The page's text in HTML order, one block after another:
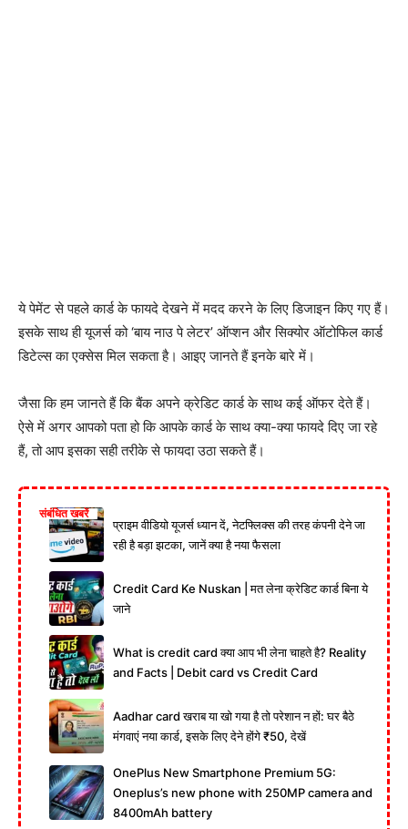
ये पेमेंट से पहले कार्ड के फायदे देखने में मदद करने के लिए डिजाइन किए गए हैं।
इसके साथ ही यूजर्स को ‘बाय नाउ पे लेटर’ ऑप्शन और सिक्योर ऑटोफिल कार्ड
डिटेल्स का एक्सेस मिल सकता है। आइए जानते हैं इनके बारे में।
जैसा कि हम जानते हैं कि बैंक अपने क्रेडिट कार्ड के साथ कई ऑफर देते हैं।
ऐसे में अगर आपको पता हो कि आपके कार्ड के साथ क्या-क्या फायदे दिए जा रहे
हैं, तो आप इसका सही तरीके से फायदा उठा सकते हैं।
संबंधित खबरें
प्राइम वीडियो यूजर्स ध्यान दें, नेटफ्लिक्स की तरह कंपनी देने जा
रही है बड़ा झटका, जानें क्या है नया फैसला
Credit Card Ke Nuskan | मत लेना क्रेडिट कार्ड बिना ये
जाने
What is credit card क्या आप भी लेना चाहते है? Reality
and Facts | Debit card vs Credit Card
Aadhar card खराब या खो गया है तो परेशान न हों: घर बैठे
मंगवाएं नया कार्ड, इसके लिए देने होंगे ₹50, देखें
OnePlus New Smartphone Premium 5G:
Oneplus’s new phone with 250MP camera and
8400mAh battery